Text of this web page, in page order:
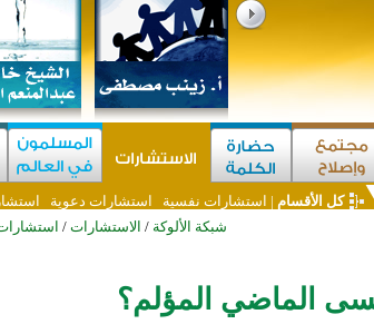
كل الأقسام | استشارات نفسية استشارات دعوية
شبكة الألوكة / الاستشارات /
الماضي المؤلم؟